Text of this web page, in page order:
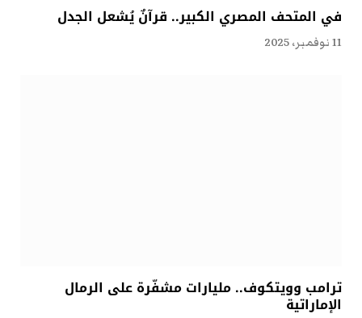
في المتحف المصري الكبير.. قرآنٌ يُشعل الجدل
11 نوفمبر، 2025
ترامب وويتكوف.. مليارات مشفّرة على الرمال
الإماراتية